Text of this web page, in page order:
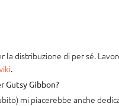
distribuzione di per sé.
.
Gutsy Gibbon?
mi piacerebbe anche